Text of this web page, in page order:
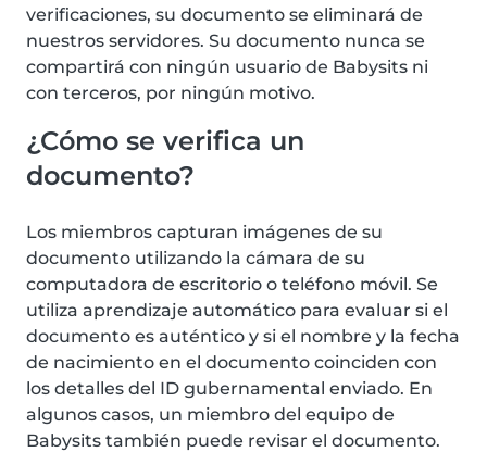
verificaciones, su documento se eliminará de
nuestros servidores. Su documento nunca se
compartirá con ningún usuario de Babysits ni
con terceros, por ningún motivo.
¿Cómo se verifica un
documento?
Los miembros capturan imágenes de su
documento utilizando la cámara de su
computadora de escritorio o teléfono móvil. Se
utiliza aprendizaje automático para evaluar si el
documento es auténtico y si el nombre y la fecha
de nacimiento en el documento coinciden con
los detalles del ID gubernamental enviado. En
algunos casos, un miembro del equipo de
Babysits también puede revisar el documento.